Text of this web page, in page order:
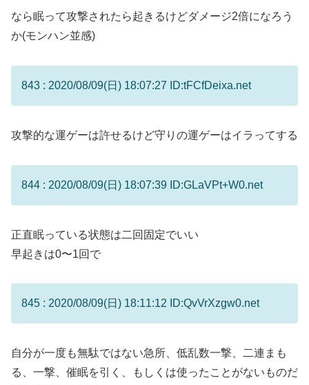
なら眠って攻撃されたら起きるけどダメージ2倍になろう
か(モンハン並感)
843 : 2020/08/09(日) 18:07:27 ID:tFCfDeixa.net
攻撃的な運ゲーは許せるけど守りの運ゲーはイラってする
844 : 2020/08/09(日) 18:07:39 ID:GLaVPt+W0.net
正直眠っている状態は二回固定でいい
早起きは0〜1回で
845 : 2020/08/09(日) 18:11:12 ID:QvVrXzgw0.net
自分が一度も無駄ではない急所、低乱数一撃、二連まも
る、一撃、催眠を引く、もしくは使ったことがないものだ